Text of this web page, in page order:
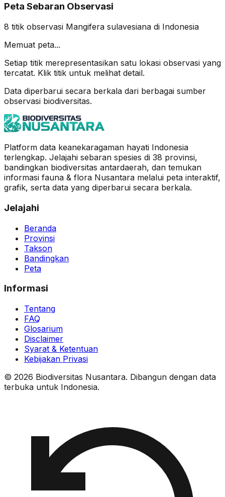
Peta Sebaran Observasi
8 titik observasi Mangifera sulavesiana di Indonesia
Memuat peta...
Setiap titik merepresentasikan satu lokasi observasi yang
tercatat. Klik titik untuk melihat detail.
Data diperbarui secara berkala dari berbagai sumber
observasi biodiversitas.
Platform data keanekaragaman hayati Indonesia
terlengkap. Jelajahi sebaran spesies di 38 provinsi,
bandingkan biodiversitas antardaerah, dan temukan
informasi fauna & flora Nusantara melalui peta interaktif,
grafik, serta data yang diperbarui secara berkala.
Jelajahi
Beranda
Provinsi
Takson
Bandingkan
Peta
Informasi
Tentang
FAQ
Glosarium
Disclaimer
Syarat & Ketentuan
Kebijakan Privasi
© 2026 Biodiversitas Nusantara. Dibangun dengan data
terbuka untuk Indonesia.